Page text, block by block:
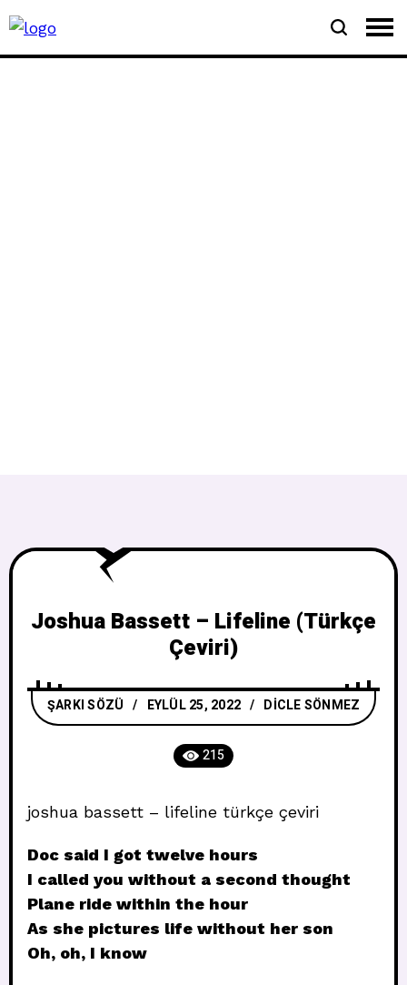
Joshua Bassett – Lifeline (Türkçe
Çeviri)
ŞARKI SÖZÜ EYLÜL 25, 2022 DICLE SÖNMEZ
215
joshua bassett – lifeline türkçe çeviri
Doc said I got twelve hours
I called you without a second thought
Plane ride within the hour
As she pictures life without her son
Oh, oh, I know